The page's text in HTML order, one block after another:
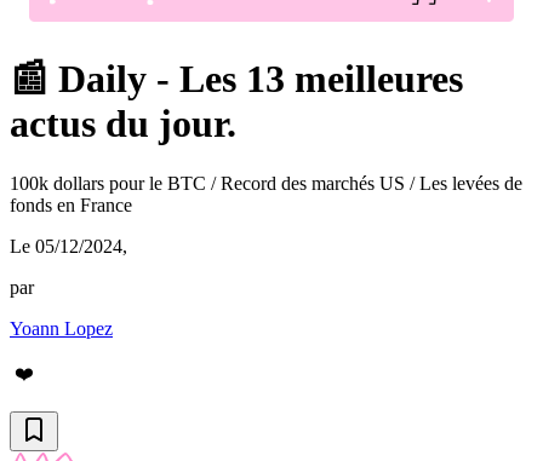
📰 Daily - Les 13 meilleures
actus du jour.
100k dollars pour le BTC / Record des marchés US / Les levées de
fonds en France
Le 05/12/2024,
par
Yoann Lopez
❤️